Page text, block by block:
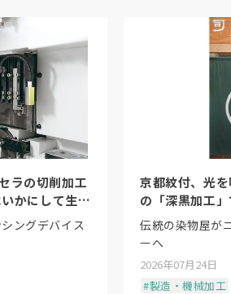
「
マーカー」を用い
クが避けられなかったという。
は安定性が最優先です。紙やシ
丸工業・髙丸泰幸専務）
に対し、中小企業庁主催「アト
生んだ。電研のアルマイト加工
ーの開発に乗り出した。
培ってきたアルマイト技術が、
同士の連携だからこそ実現でき
ラの切削加工
かにして生ま
ングデバイス
京都紋付、光
の「深黒加工
伝統の染物屋が
ーへ
2026年07月24日
#製造・機械加工